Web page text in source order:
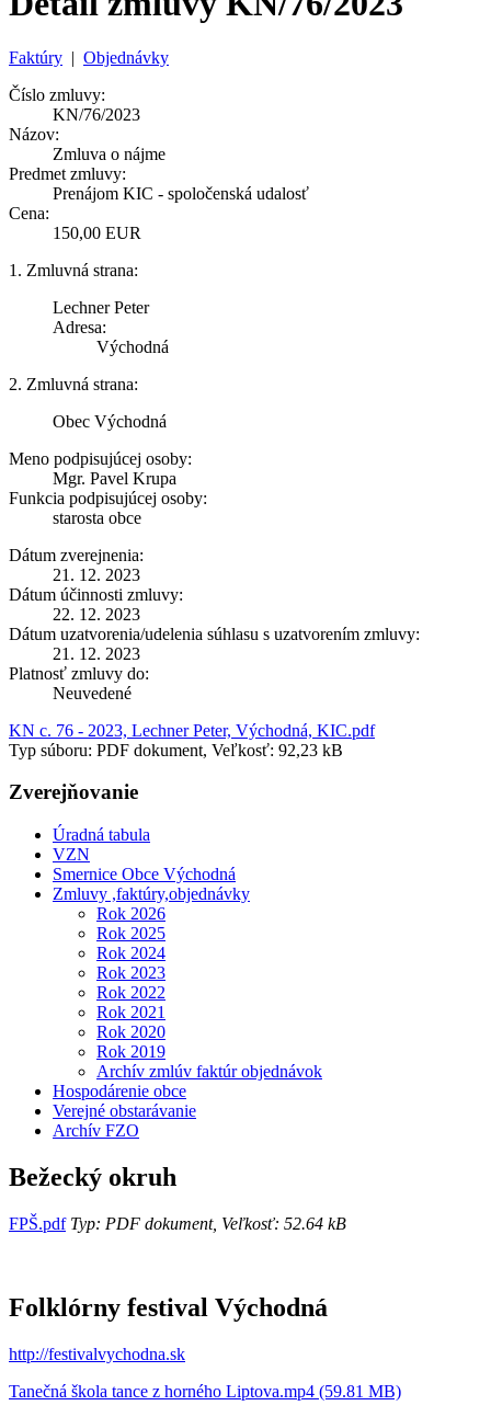
Faktúry | Objednávky
Číslo zmluvy:
KN/76/2023
Názov:
Zmluva o nájme
Predmet zmluvy:
Prenájom KIC - spoločenská udalosť
Cena:
150,00 EUR
1. Zmluvná strana:
Lechner Peter
Adresa:
Východná
2. Zmluvná strana:
Obec Východná
Meno podpisujúcej osoby:
Mgr. Pavel Krupa
Funkcia podpisujúcej osoby:
starosta obce
Dátum zverejnenia:
21. 12. 2023
Dátum účinnosti zmluvy:
22. 12. 2023
Dátum uzatvorenia/udelenia súhlasu s uzatvorením zmluvy:
21. 12. 2023
Platnosť zmluvy do:
Neuvedené
KN c. 76 - 2023, Lechner Peter, Východná, KIC.pdf
Typ súboru: PDF dokument, Veľkosť: 92,23 kB
Zverejňovanie
Úradná tabula
VZN
Smernice Obce Východná
Zmluvy ,faktúry,objednávky
Rok 2026
Rok 2025
Rok 2024
Rok 2023
Rok 2022
Rok 2021
Rok 2020
Rok 2019
Archív zmlúv faktúr objednávok
Hospodárenie obce
Verejné obstarávanie
Archív FZO
Bežecký okruh
FPŠ.pdfTyp: PDF dokument, Veľkosť: 52.64 kB
Folklórny festival Východná
http://festivalvychodna.sk
Tanečná škola tance z horného Liptova.mp4 (59.81 MB)